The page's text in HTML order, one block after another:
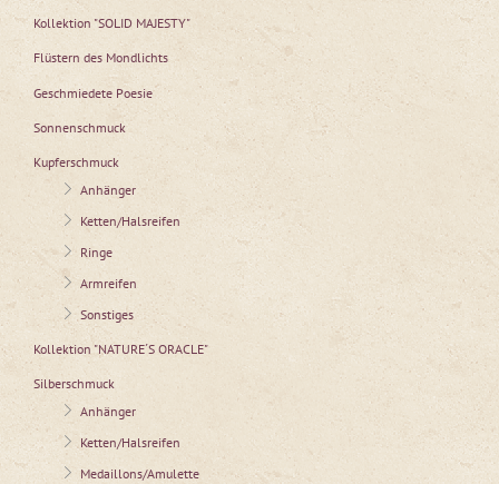
Kollektion "SOLID MAJESTY"
Flüstern des Mondlichts
Geschmiedete Poesie
Sonnenschmuck
Kupferschmuck
Anhänger
Ketten/Halsreifen
Ringe
Armreifen
Sonstiges
Kollektion "NATURE´S ORACLE"
Silberschmuck
Anhänger
Ketten/Halsreifen
Medaillons/Amulette